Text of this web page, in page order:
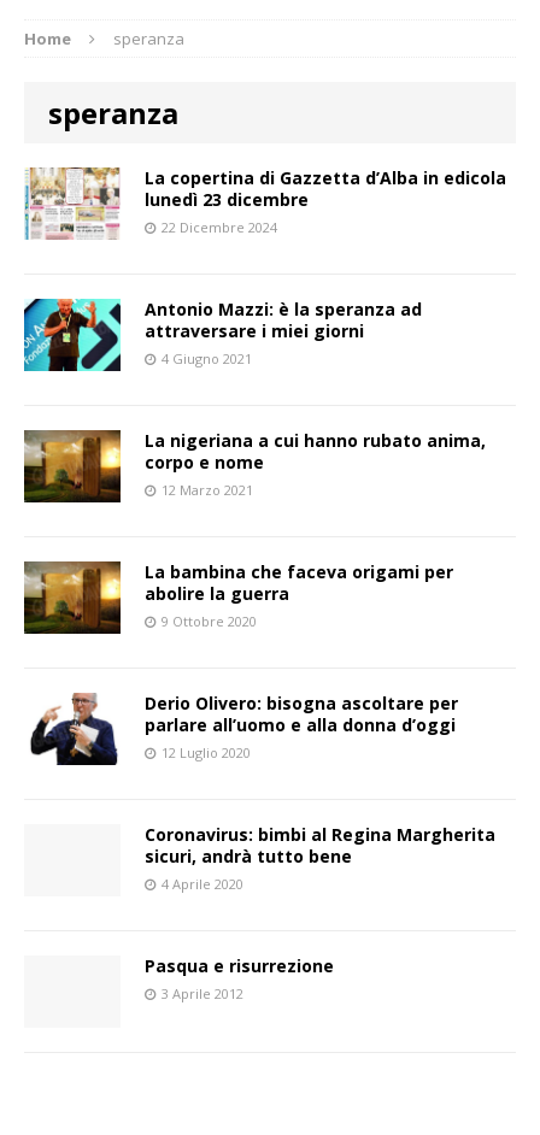
Home speranza
speranza
La copertina di Gazzetta d’Alba in edicola
lunedì 23 dicembre
22 Dicembre 2024
Antonio Mazzi: è la speranza ad
attraversare i miei giorni
4 Giugno 2021
La nigeriana a cui hanno rubato anima,
corpo e nome
12 Marzo 2021
La bambina che faceva origami per
abolire la guerra
9 Ottobre 2020
Derio Olivero: bisogna ascoltare per
parlare all’uomo e alla donna d’oggi
12 Luglio 2020
Coronavirus: bimbi al Regina Margherita
sicuri, andrà tutto bene
4 Aprile 2020
Pasqua e risurrezione
3 Aprile 2012